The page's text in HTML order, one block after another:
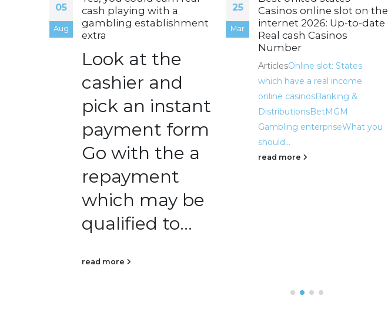
05
Aug
cash playing with a
gambling establishment
extra
Look at the
cashier and
pick an instant
payment form
Go with the a
repayment
which may be
qualified to...
read more
25
Mar
Casinos online slot on the
internet 2026: Up-to-date
Real cash Casinos
Number
ArticlesOnline slot: States
which have a real income
online casinosBanking &
DistributionsBetMGM
Gambling enterpriseWhat you
should...
read more